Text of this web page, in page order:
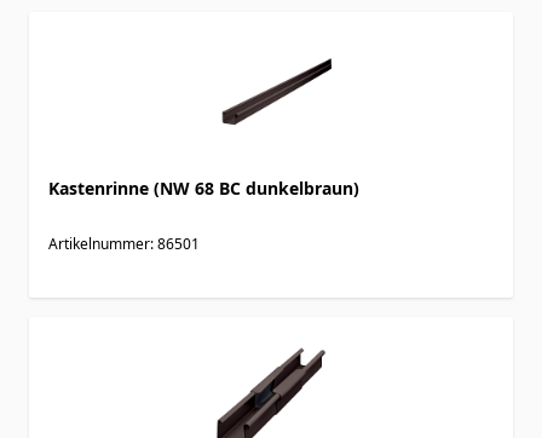
Kastenrinne (NW 68 BC dunkelbraun)
Artikelnummer: 86501